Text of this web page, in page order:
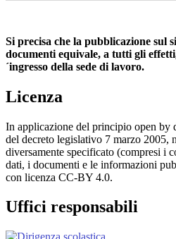
Si precisa che la pubblicazione sul
documenti equivale, a tutti gli
´ingresso della sede di lavoro.
Licenza
In applicazione del principio open by
del decreto legislativo 7 marzo 2005,
diversamente specificato (compresi i
dati, i documenti e le informazioni
con licenza CC-BY 4.0.
Uffici responsabili